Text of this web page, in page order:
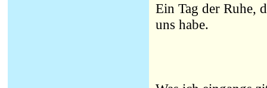
Ein Tag der Ruhe,
uns habe.